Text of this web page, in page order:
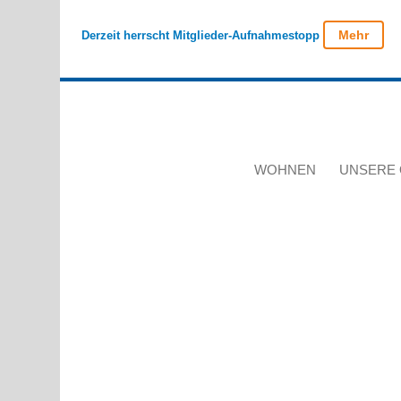
Derzeit herrscht Mitglieder-Aufnahmestopp Mehr
WOHNEN UNSERE